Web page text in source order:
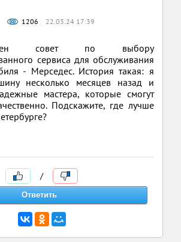
1206 22.03.24 17:39
совет по выбору
сервиса для обслуживания
- Мерседес. История такая: я
несколько месяцев назад и
мастера, которые смогут
Подскажите, где лучше
/